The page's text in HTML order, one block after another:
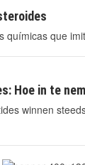
químicas que
Hoe in te
winnen